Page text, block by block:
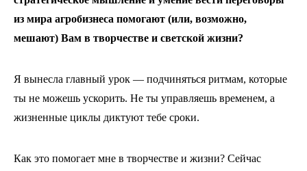
из мира агробизнеса помогают (или, возможно,
мешают) Вам в творчестве и светской жизни?
Я вынесла главный урок — подчиняться ритмам, которые
ты не можешь ускорить. Не ты управляешь временем, а
жизненные циклы диктуют тебе сроки.
Как это помогает мне в творчестве и жизни? Сейчас